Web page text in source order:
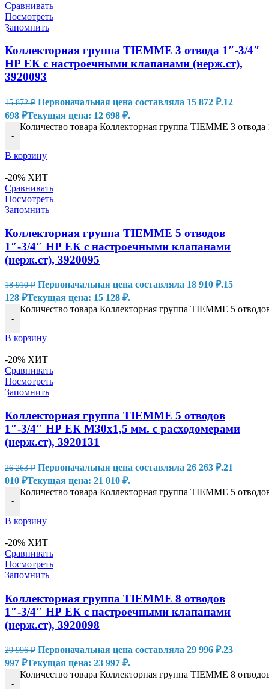
Сравнивать
Посмотреть
Запомнить
Коллекторная группа TIEMME 3 отвода 1″-3/4″
НР ЕК с настроечными клапанами (нерж.ст),
3920093
15 872₽ Первоначальная цена составляла 15 872 ₽.12
698 ₽Текущая цена: 12 698 ₽.
-
Количество товара Коллекторная группа TIEMME 3
В корзину
-20% ХИТ
Сравнивать
Посмотреть
Запомнить
Коллекторная группа TIEMME 5 отводов
1″-3/4″ НР ЕК с настроечными клапанами
(нерж.ст), 3920095
18 910₽ Первоначальная цена составляла 18 910 ₽.15
128 ₽Текущая цена: 15 128 ₽.
-
Количество товара Коллекторная группа TIEMME 5
В корзину
-20% ХИТ
Сравнивать
Посмотреть
Запомнить
Коллекторная группа TIEMME 5 отводов
1″-3/4″ НР ЕК M30х1,5 мм. с расходомерами
(нерж.ст), 3920131
26 263₽ Первоначальная цена составляла 26 263 ₽.21
010 ₽Текущая цена: 21 010 ₽.
-
Количество товара Коллекторная группа TIEMME 5
В корзину
-20% ХИТ
Сравнивать
Посмотреть
Запомнить
Коллекторная группа TIEMME 8 отводов
1″-3/4″ НР ЕК с настроечными клапанами
(нерж.ст), 3920098
29 996₽ Первоначальная цена составляла 29 996 ₽.23
997 ₽Текущая цена: 23 997 ₽.
-
Количество товара Коллекторная группа TIEMME 8